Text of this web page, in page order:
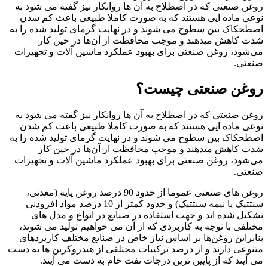
روغن صنعتی که در اصطلاح به آن ها روانکار نیز گفته می شود به
نوعی ماده ایی هستند که به صورت کاملا طبیعی باعث کم شدن
اصطحکاک بین سطوح می شوند و در نهایت گرمای تولید شده را به
شدت کاهش میدهند و موجب محافظت از آن‌ها در حین کار
می‌شود، روغن صنعتی برای بهبود عملکرد ماشین آلات و تجهیزات
صنعتی.
روغن صنعتی چیست؟
روغن صنعتی که در اصطلاح به آن ها روانکار نیز گفته می شود به
نوعی ماده ایی هستند که به صورت کاملا طبیعی باعث کم شدن
اصطحکاک بین سطوح می شوند و در نهایت گرمای تولید شده را به
شدت کاهش میدهند و موجب محافظت از آن‌ها در حین کار
می‌شود، روغن صنعتی برای بهبود عملکرد ماشین آلات و تجهیزات
صنعتی.
روغن های صنعتی عموما از حدود 90 درصد روغن پایه (معدنی،
سنتتیک یا نیمه سنتتیک) و حدود کمتر از 10 درصد مواد افزودنی
تشکیل شده اند و جهت استفاده در صنایع در انواع و مدل های
مختلفی با توجه به کاربردی که از آن می خواهیم تولید می شوند،
بنابراین روغن‌ها بر اساس نیاز خاص در صنایع مختلف کاربردهای
متنوعی دارند و از درصد ترکیبات مختلفی از هیدروکربن ها به دست
می آیند که از پایین ترین درجات نفت خام به دست می آیند.